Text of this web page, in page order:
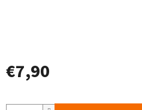
€7,90
cena: